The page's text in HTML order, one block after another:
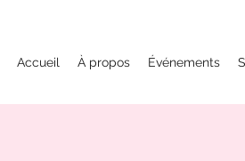
Accueil À propos Événements